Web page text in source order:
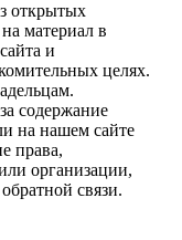
открытых
материал в
и
целях.
содержание
на нашем сайте
права,
организации,
связи.